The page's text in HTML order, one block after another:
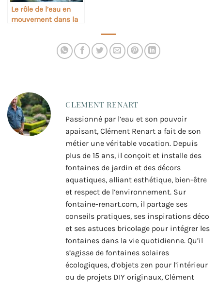
Le rôle de l’eau en
mouvement dans la
CLEMENT RENART
Passionné par l’eau et son pouvoir
apaisant, Clément Renart a fait de son
métier une véritable vocation. Depuis
plus de 15 ans, il conçoit et installe des
fontaines de jardin et des décors
aquatiques, alliant esthétique, bien-être
et respect de l’environnement. Sur
fontaine-renart.com, il partage ses
conseils pratiques, ses inspirations déco
et ses astuces bricolage pour intégrer les
fontaines dans la vie quotidienne. Qu’il
s’agisse de fontaines solaires
écologiques, d’objets zen pour l’intérieur
ou de projets DIY originaux, Clément